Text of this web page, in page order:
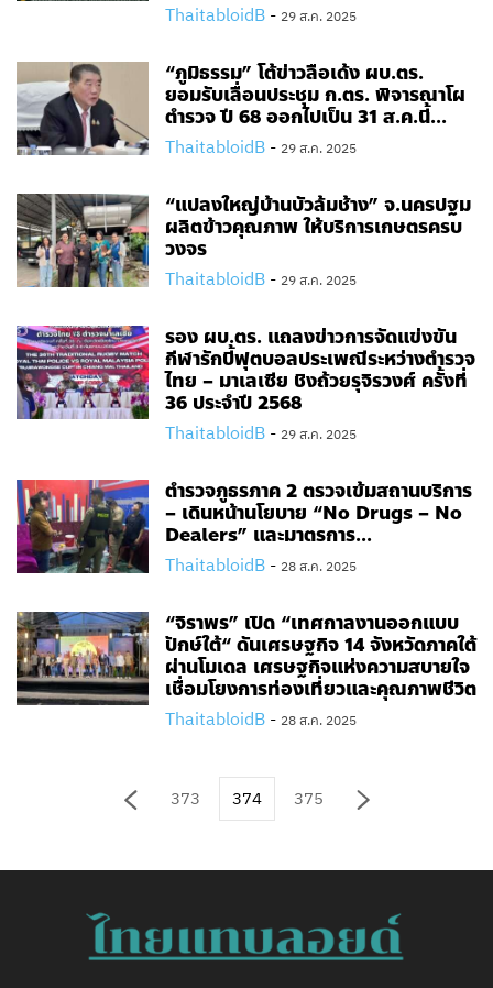
ThaitabloidB - 29 ส.ค. 2025
“ภูมิธรรม” โต้ข่าวลือเด้ง ผบ.ตร.
ยอมรับเลื่อนประชุม ก.ตร. พิจารณาโผ
ตำรวจ ปี 68 ออกไปเป็น 31 ส.ค.นี้...
ThaitabloidB - 29 ส.ค. 2025
“แปลงใหญ่บ้านบัวล้มช้าง” จ.นครปฐม
ผลิตข้าวคุณภาพ ให้บริการเกษตรครบ
วงจร
ThaitabloidB - 29 ส.ค. 2025
รอง ผบ.ตร. แถลงข่าวการจัดแข่งขัน
กีฬารักบี้ฟุตบอลประเพณีระหว่างตำรวจ
ไทย – มาเลเซีย ชิงถ้วยรุจิรวงศ์ ครั้งที่
36 ประจำปี 2568
ThaitabloidB - 29 ส.ค. 2025
ตำรวจภูธรภาค 2 ตรวจเข้มสถานบริการ
– เดินหน้านโยบาย “No Drugs – No
Dealers” และมาตรการ...
ThaitabloidB - 28 ส.ค. 2025
“จิราพร” เปิด “เทศกาลงานออกแบบ
ปักษ์ใต้“ ดันเศรษฐกิจ 14 จังหวัดภาคใต้
ผ่านโมเดล เศรษฐกิจแห่งความสบายใจ
เชื่อมโยงการท่องเที่ยวและคุณภาพชีวิต
ThaitabloidB - 28 ส.ค. 2025
373 374 375